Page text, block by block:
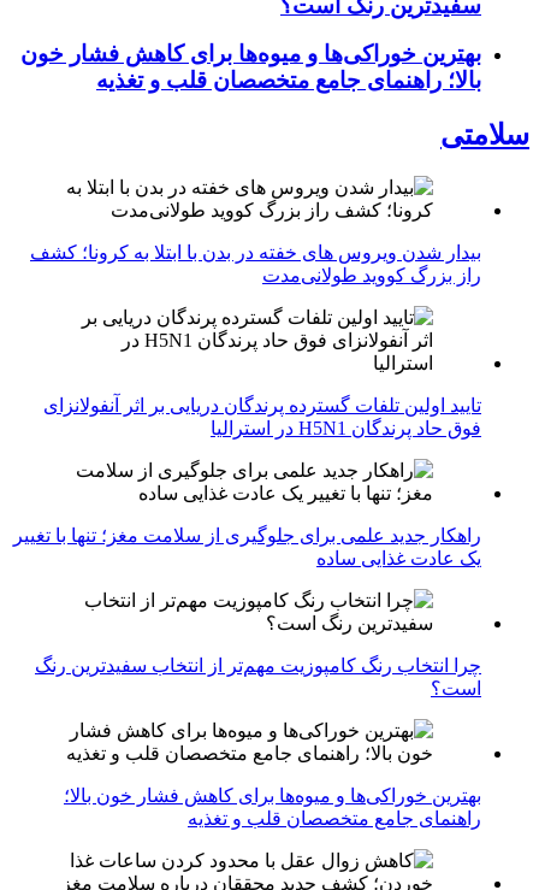
بهترین خوراکی‌ها و میوه‌ها برای کاهش فشار خون
بالا؛ راهنمای جامع متخصصان قلب و تغذیه
سلامتی
بیدار شدن ویروس‌ های خفته در بدن با ابتلا به کرونا؛ کشف
راز بزرگ کووید طولانی‌مدت
تایید اولین تلفات گسترده پرندگان دریایی بر اثر آنفولانزای
فوق حاد پرندگان H5N1 در استرالیا
راهکار جدید علمی برای جلوگیری از سلامت مغز؛ تنها با تغییر
یک عادت غذایی ساده
چرا انتخاب رنگ کامپوزیت مهم‌تر از انتخاب سفیدترین رنگ
است؟
بهترین خوراکی‌ها و میوه‌ها برای کاهش فشار خون بالا؛
راهنمای جامع متخصصان قلب و تغذیه